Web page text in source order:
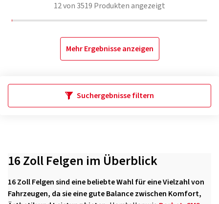
12von 3519 Produkten angezeigt
Mehr Ergebnisse anzeigen
Suchergebnisse filtern
16 Zoll Felgen im Überblick
16 Zoll Felgen sind eine beliebte Wahl für eine Vielzahl von
Fahrzeugen, da sie eine gute Balance zwischen Komfort,